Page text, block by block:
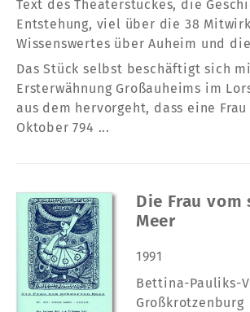
Text des Theaterstückes, die
Entstehung, viel über die 38
Wissenswertes über Auheim und
Das Stück selbst beschäftigt sich
Ersterwähnung Großauheims im
aus dem hervorgeht, dass eine
Oktober 794 ...
Die Frau vom
Meer
1991
Bettina-Pauliks-
Großkrotzenburg